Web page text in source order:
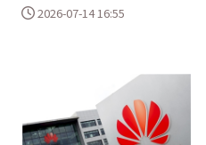
2026-07-14 16:55